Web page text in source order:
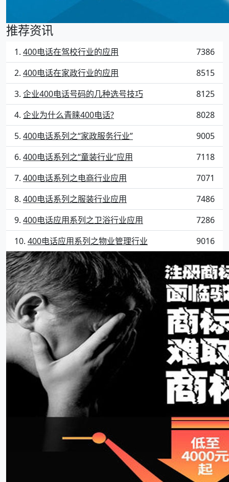
推荐资讯
400电话在驾校行业的应用
7386
400电话在家政行业的应用
8515
企业400电话号码的几种选号技巧
8125
企业为什么青睐400电话?
8028
400电话系列之“家政服务行业”
9005
400电话系列之“童装行业”应用
7118
400电话系列之电商行业应用
7071
400电话系列之服装行业应用
7486
400电话应用系列之卫浴行业应用
7286
400电话应用系列之物业管理行业
9016